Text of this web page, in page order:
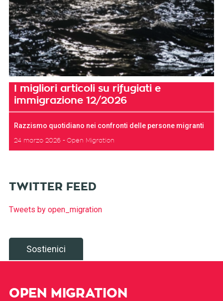
I migliori articoli su rifugiati e
immigrazione 12/2026
Razzismo quotidiano nei confronti delle persone migranti
24 marzo 2026 Open Migration
TWITTER FEED
Tweets by open_migration
Sostienici
OPEN MIGRATION